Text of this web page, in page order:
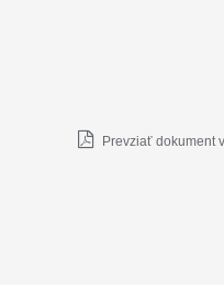
Prevziať dokument